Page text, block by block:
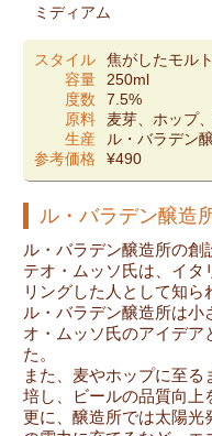
ミディアム
スタイル
焦がしたモル
容量
250ml
度数
7.5%
原料
麦芽、ホップ
生産
ル・バラデン
参考価格
¥490
ル・バラデン醸造
ル・バラデン醸造所の創
テオ・ムッソ氏は、イタ
リングした人として知ら
ル・バラデン醸造所は
オ・ムッソ氏のアイデア
た。
また、麦やホップに至
培し、ビールの品質向上
更に、醸造所では太陽光